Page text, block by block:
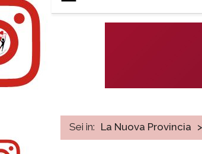
Sei in: La Nuova Provincia >